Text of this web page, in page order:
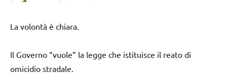
La volontà è chiara.
Il Governo “vuole” la legge che istituisce il reato di
omicidio stradale.